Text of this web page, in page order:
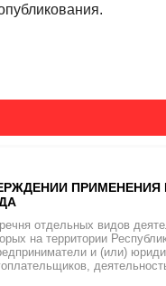
ПРИМЕНЕНИЯ
отдельных видов
на территории
и (или)